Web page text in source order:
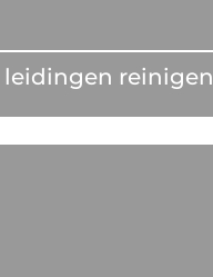
leidingen reinigen